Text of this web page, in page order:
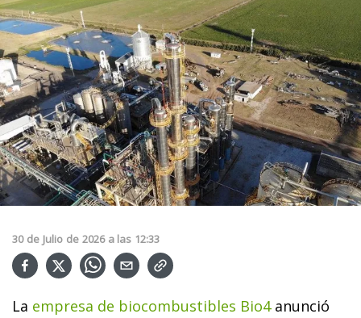
30 de Julio de 2026 a las 12:33
La empresa de biocombustibles Bio4anunció